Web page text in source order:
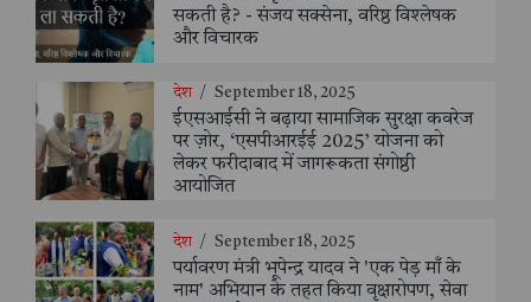
सकती है? - संजय सक्सेना, वरिष्ठ विश्लेषक
और विचारक
देश / September 18, 2025
ईएसआईसी ने बढ़ाया सामाजिक सुरक्षा कवरेज
पर ज़ोर, ‘एसपीआरईई 2025’ योजना को
लेकर फरीदाबाद में जागरूकता संगोष्ठी
आयोजित
देश / September 18, 2025
पर्यावरण मंत्री भूपेन्द्र यादव ने 'एक पेड़ माँ के
नाम' अभियान के तहत किया वृक्षारोपण, सेवा